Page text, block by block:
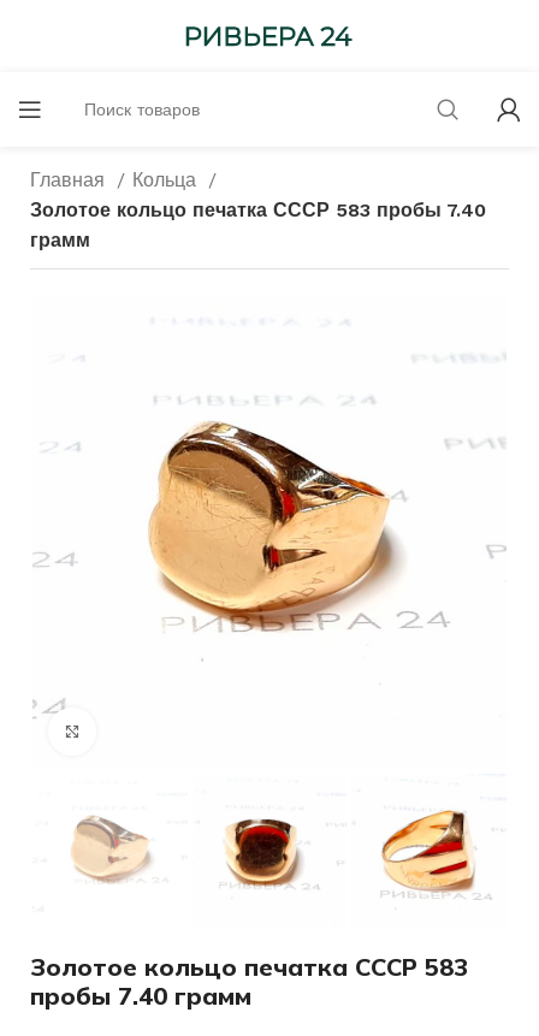
Главная
Кольца
Золотое кольцо печатка СССР 583 пробы 7.40
грамм
Золотое кольцо печатка СССР 583
пробы 7.40 грамм